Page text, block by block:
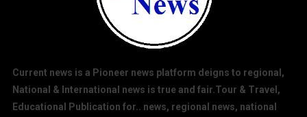
Current news is a Pioneer news platform deigns to regional,
National & International news is true and fair.Tour & Travel,
Educational Publication for.. news, regional news, national